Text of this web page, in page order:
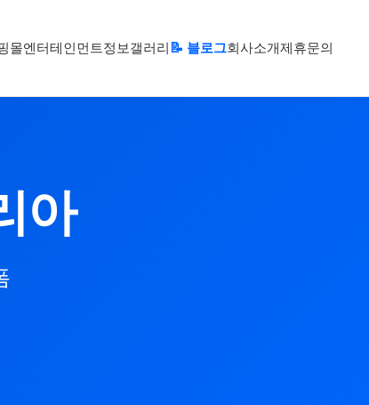
몰엔터테인먼트정보갤러리📝 블로그회사소개제휴문의
아